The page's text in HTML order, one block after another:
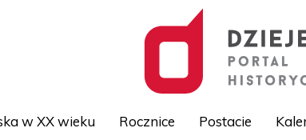
w XX wieku Rocznice Postacie